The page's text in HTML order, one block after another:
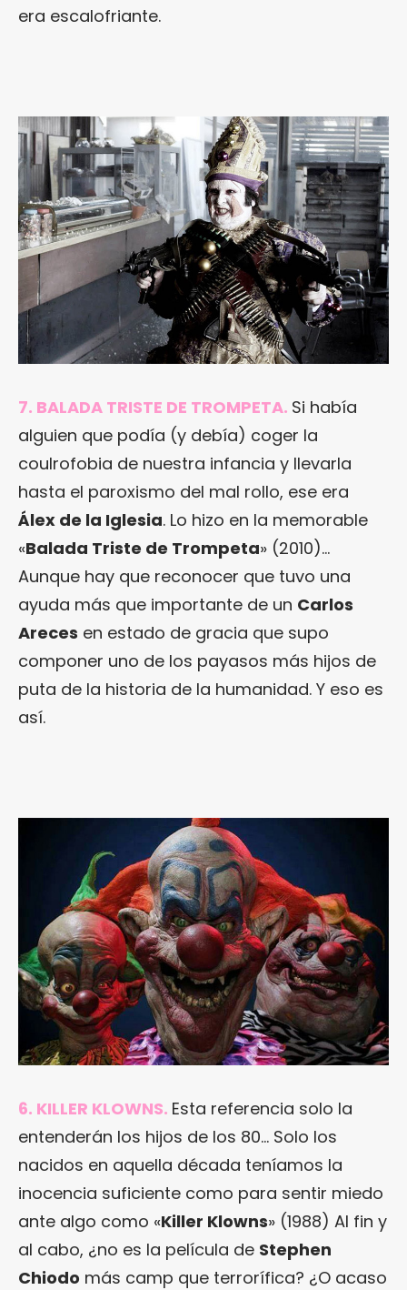
era escalofriante.
7. BALADA TRISTE DE TROMPETA. Si había
alguien que podía (y debía) coger la
coulrofobia de nuestra infancia y llevarla
hasta el paroxismo del mal rollo, ese era
Álex de la Iglesia. Lo hizo en la memorable
«Balada Triste de Trompeta» (2010)…
Aunque hay que reconocer que tuvo una
ayuda más que importante de un Carlos
Areces en estado de gracia que supo
componer uno de los payasos más hijos de
puta de la historia de la humanidad. Y eso es
así.
6. KILLER KLOWNS. Esta referencia solo la
entenderán los hijos de los 80… Solo los
nacidos en aquella década teníamos la
inocencia suficiente como para sentir miedo
ante algo como «Killer Klowns» (1988) Al fin y
al cabo, ¿no es la película de Stephen
Chiodo más camp que terrorífica? ¿O acaso